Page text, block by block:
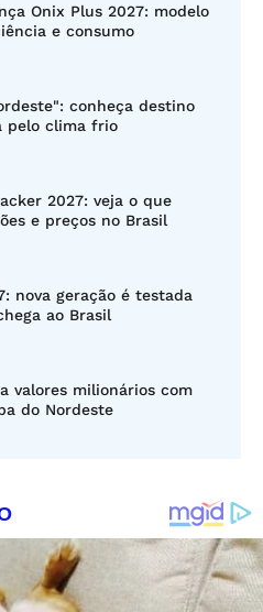
Onix Plus 2027: modelo
e consumo
conheça destino
pelo clima frio
2027: veja o que
e preços no Brasil
nova geração é testada
ao Brasil
valores milionários com
do Nordeste